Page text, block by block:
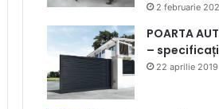
2 februarie
POARTA
–
22 aprilie 2019